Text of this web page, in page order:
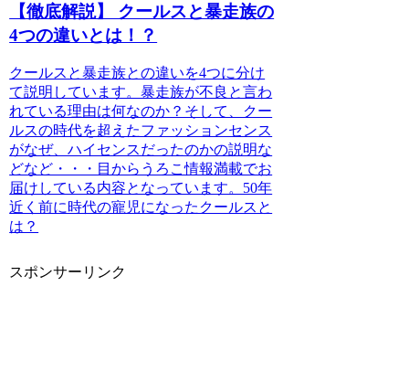
【徹底解説】 クールスと暴走族の
4つの違いとは！？
クールスと暴走族との違いを4つに分け
て説明しています。暴走族が不良と言わ
れている理由は何なのか？そして、クー
ルスの時代を超えたファッションセンス
がなぜ、ハイセンスだったのかの説明な
どなど・・・目からうろこ情報満載でお
届けしている内容となっています。50年
近く前に時代の寵児になったクールスと
は？
スポンサーリンク